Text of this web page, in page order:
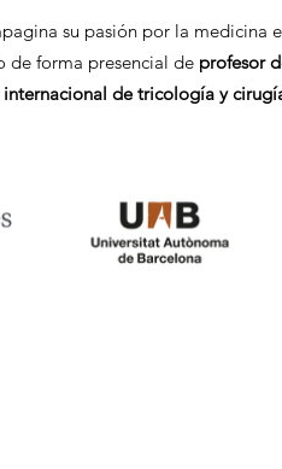
su pasión por la medicina
de forma presencial de profesor
internacional de tricología y